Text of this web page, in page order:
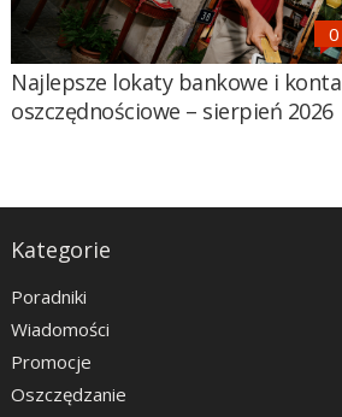
Najlepsze lokaty bankowe i konta
oszczędnościowe – sierpień 2026
Kategorie
Poradniki
Wiadomości
Promocje
Oszczędzanie